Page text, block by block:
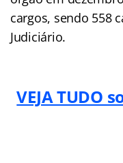
cargos, sendo 558
Judiciário.
VEJA TUDO